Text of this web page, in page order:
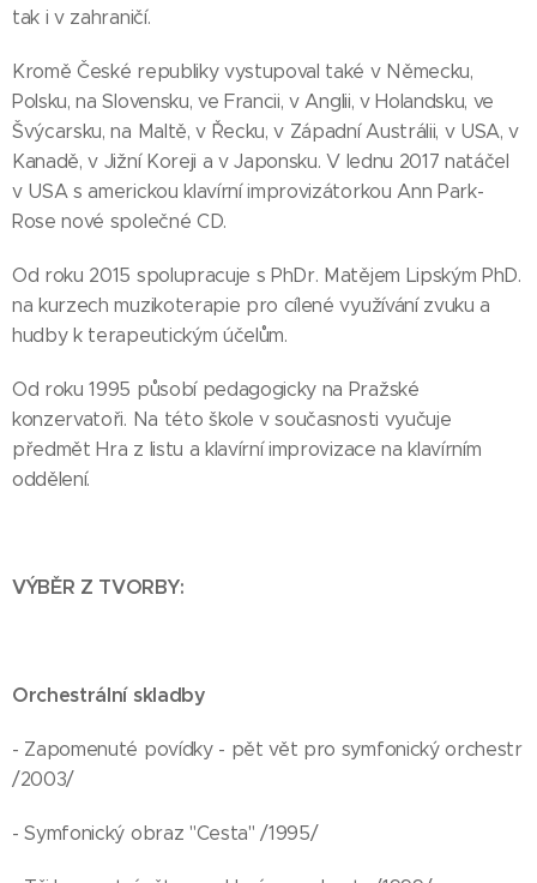
tak i v zahraničí.
Kromě České republiky vystupoval také v Německu,
Polsku, na Slovensku, ve Francii, v Anglii, v Holandsku, ve
Švýcarsku, na Maltě, v Řecku, v Západní Austrálii, v USA, v
Kanadě, v Jižní Koreji a v Japonsku. V lednu 2017 natáčel
v USA s americkou klavírní improvizátorkou Ann Park-
Rose nové společné CD.
Od roku 2015 spolupracuje s PhDr. Matějem Lipským PhD.
na kurzech muzikoterapie pro cílené využívání zvuku a
hudby k terapeutickým účelům.
Od roku 1995 působí pedagogicky na Pražské
konzervatoři. Na této škole v současnosti vyučuje
předmět Hra z listu a klavírní improvizace na klavírním
oddělení.
VÝBĚR Z TVORBY:
Orchestrální skladby
- Zapomenuté povídky - pět vět pro symfonický orchestr
/2003/
- Symfonický obraz "Cesta" /1995/